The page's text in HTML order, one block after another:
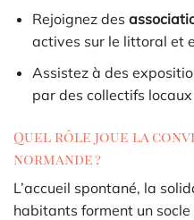
Rejoignez des
actives sur le littoral et
Assistez à des
par des collectifs locaux
Quel rôle joue la
normande ?
L’accueil spontané, la
habitants forment un socle